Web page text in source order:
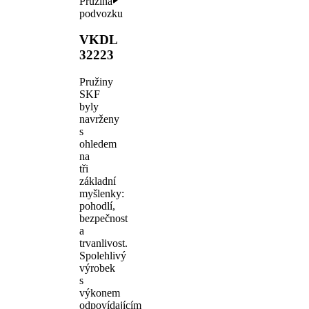
podvozku
VKDL
32223
Pružiny
SKF
byly
navrženy
s
ohledem
na
tři
základní
myšlenky:
pohodlí,
bezpečnost
a
trvanlivost.
Spolehlivý
výrobek
s
výkonem
odpovídajícím